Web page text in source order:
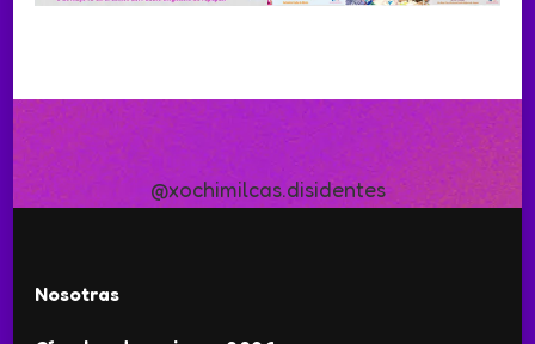
@xochimilcas.disidentes
Nosotras